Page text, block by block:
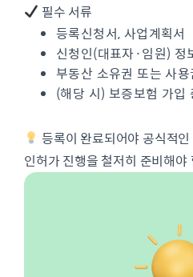
필수 서류
등록신청서, 사업계획서
신청인(대표자·임원) 정
부동산 소유권 또는 사
(해당 시) 보증보험 가입
등록이 완료되어야 공식적
인허가 진행을 철저히 준비해야